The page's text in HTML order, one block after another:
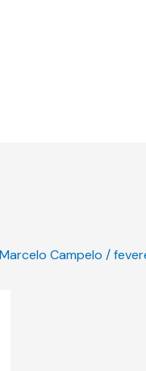
Marcelo Campelo /